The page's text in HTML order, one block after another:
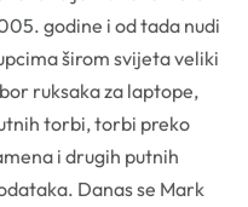
godine i od tada nudi
širom svijeta veliki
ruksaka za laptope,
torbi, torbi preko
i drugih putnih
Danas se Mark